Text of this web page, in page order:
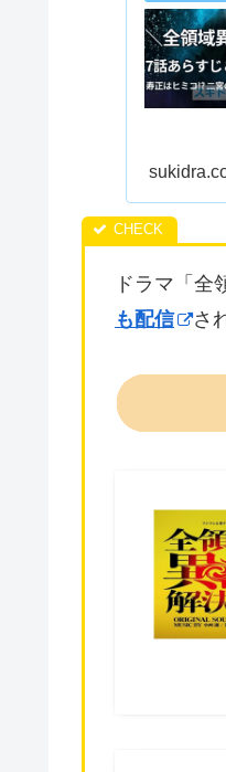
ドラマ「全
も配信
さ